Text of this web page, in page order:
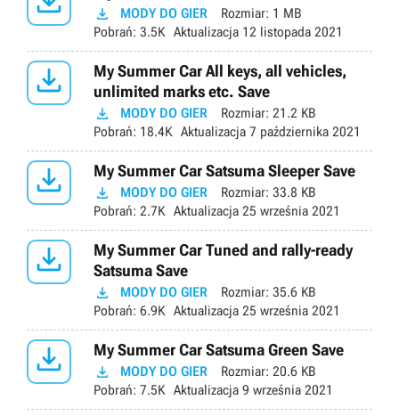
 MODY DO GIER Rozmiar: 1 MB
Pobrań: 3.5K Aktualizacja 12 listopada 2021

My Summer Car All keys, all vehicles,
unlimited marks etc. Save
 MODY DO GIER Rozmiar: 21.2 KB
Pobrań: 18.4K Aktualizacja 7 października 2021
 My Summer Car Satsuma Sleeper Save
 MODY DO GIER Rozmiar: 33.8 KB
Pobrań: 2.7K Aktualizacja 25 września 2021

My Summer Car Tuned and rally-ready
Satsuma Save
 MODY DO GIER Rozmiar: 35.6 KB
Pobrań: 6.9K Aktualizacja 25 września 2021
 My Summer Car Satsuma Green Save
 MODY DO GIER Rozmiar: 20.6 KB
Pobrań: 7.5K Aktualizacja 9 września 2021